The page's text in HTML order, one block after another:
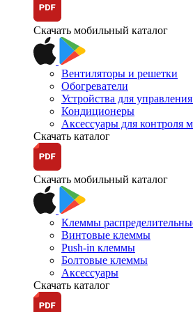
Скачать мобильный каталог
Вентиляторы и решетки
Обогреватели
Устройства для
Кондиционеры
Аксессуары для контроля
Скачать каталог
Скачать мобильный каталог
Клеммы
Винтовые клеммы
Push-in клеммы
Болтовые клеммы
Аксессуары
Скачать каталог